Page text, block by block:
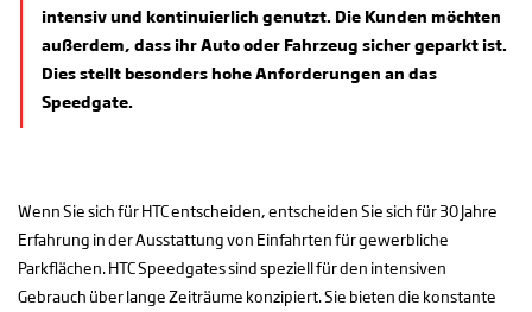
intensiv und kontinuierlich genutzt. Die Kunden möchten
außerdem, dass ihr Auto oder Fahrzeug sicher geparkt ist.
Dies stellt besonders hohe Anforderungen an das
Speedgate.
Wenn Sie sich für HTC entscheiden, entscheiden Sie sich für 30 Jahre
Erfahrung in der Ausstattung von Einfahrten für gewerbliche
Parkflächen. HTC Speedgates sind speziell für den intensiven
Gebrauch über lange Zeiträume konzipiert. Sie bieten die konstante